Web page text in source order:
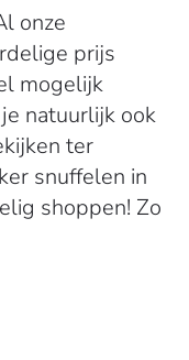
onze
prijs
mogelijk
natuurlijk ook
ter
snuffelen in
shoppen! Zo